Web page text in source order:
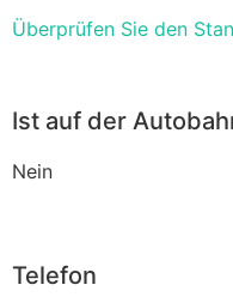
Überprüfen Sie den
Ist auf der
Nein
Telefon